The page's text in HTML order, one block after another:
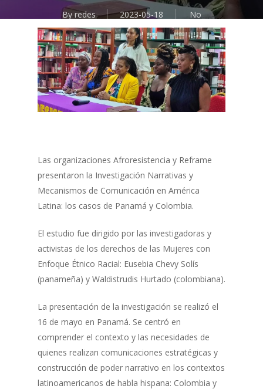
By redes 2023-05-18
No
Comments
Las organizaciones Afroresistencia y Reframe
presentaron la Investigación Narrativas y
Mecanismos de Comunicación en América
Latina: los casos de Panamá y Colombia.
El estudio fue dirigido por las investigadoras y
activistas de los derechos de las Mujeres con
Enfoque Étnico Racial: Eusebia Chevy Solís
(panameña) y Waldistrudis Hurtado (colombiana).
La presentación de la investigación se realizó el
16 de mayo en Panamá. Se centró en
comprender el contexto y las necesidades de
quienes realizan comunicaciones estratégicas y
construcción de poder narrativo en los contextos
latinoamericanos de habla hispana: Colombia y